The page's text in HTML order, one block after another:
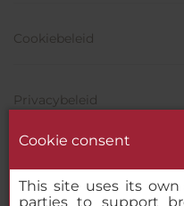
Cookiebeleid
Privacybeleid
Cookie consent
This site uses its
parties to support